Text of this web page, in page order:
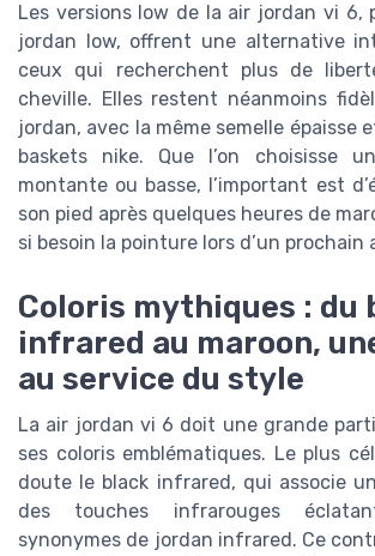
Les versions low de la air jordan vi 6,
jordan low, offrent une alternative
ceux qui recherchent plus de
cheville. Elles restent néanmoins
jordan, avec la même semelle épaisse
baskets nike. Que l’on choisisse
montante ou basse, l’important est
son pied après quelques heures de
si besoin la pointure lors d’un prochain
Coloris mythiques : du
infrared au maroon,
au service du style
La air jordan vi 6 doit une grande
ses coloris emblématiques. Le plus
doute le black infrared, qui associe
des touches infrarouges
synonymes de jordan infrared. Ce